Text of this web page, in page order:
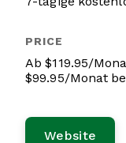
Ab $119.95/
$99.95/Monat
Website